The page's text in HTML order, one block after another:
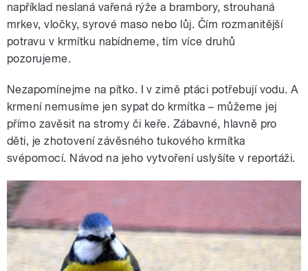
například neslaná vařená rýže a brambory, strouhaná
mrkev, vločky, syrové maso nebo lůj. Čím rozmanitější
potravu v krmítku nabídneme, tím více druhů
pozorujeme.
Nezapomínejme na pítko. I v zimě ptáci potřebují vodu. A
krmení nemusíme jen sypat do krmítka – můžeme jej
přímo zavěsit na stromy či keře. Zábavné, hlavně pro
děti, je zhotovení závěsného tukového krmítka
svépomocí. Návod na jeho vytvoření uslyšíte v reportáži.